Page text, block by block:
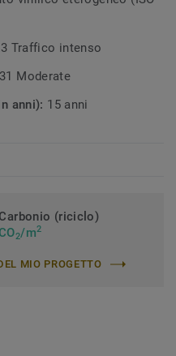
Traffico intenso
31 Moderate
anni): 15 anni
(riciclo)
2/m2
MIO PROGETTO